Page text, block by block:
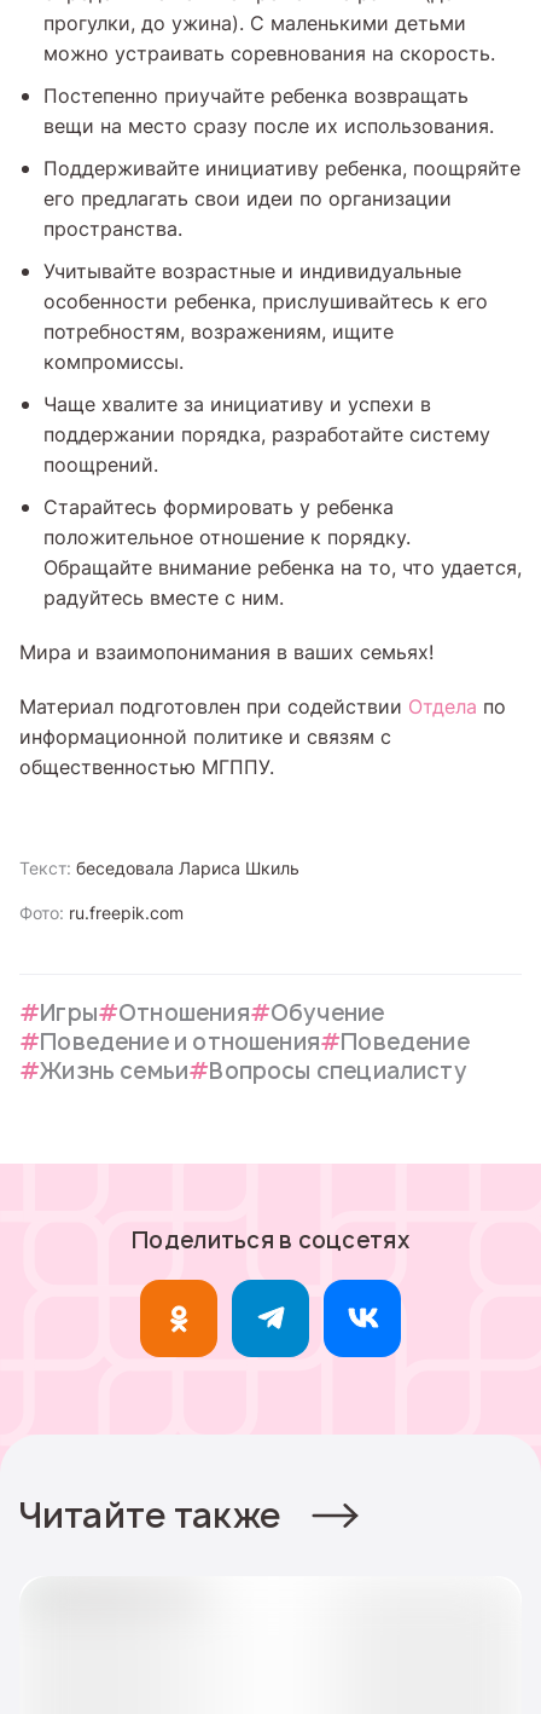
прогулки, до ужина). С маленькими детьми
можно устраивать соревнования на скорость.
Постепенно приучайте ребенка возвращать
вещи на место сразу после их использования.
Поддерживайте инициативу ребенка, поощряйте
его предлагать свои идеи по организации
пространства.
Учитывайте возрастные и индивидуальные
особенности ребенка, прислушивайтесь к его
потребностям, возражениям, ищите
компромиссы.
Чаще хвалите за инициативу и успехи в
поддержании порядка, разработайте систему
поощрений.
Старайтесь формировать у ребенка
положительное отношение к порядку.
Обращайте внимание ребенка на то, что удается,
радуйтесь вместе с ним.
Мира и взаимопонимания в ваших семьях!
Материал подготовлен при содействии Отдела по
информационной политике и связям с
общественностью МГППУ.
Текст: беседовала Лариса Шкиль
Фото: ru.freepik.com
Игры Отношения
Обучение
Поведение и отношения
Поведение
Жизнь семьи
Вопросы специалисту
Поделиться в соцсетях
Читайте также